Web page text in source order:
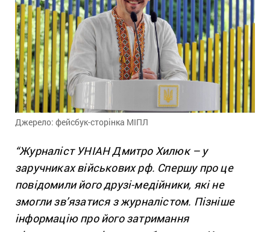
Джерело: фейсбук-сторінка МІПЛ
“Журналіст УНІАН Дмитро Хилюк – у
заручниках військових рф. Спершу про це
повідомили його друзі-медійники, які не
змогли зв’язатися з журналістом. Пізніше
інформацію про його затримання